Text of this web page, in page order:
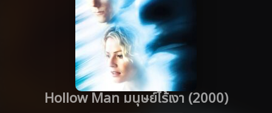
Hollow Man มนุษย์ไร้เงา (2000)